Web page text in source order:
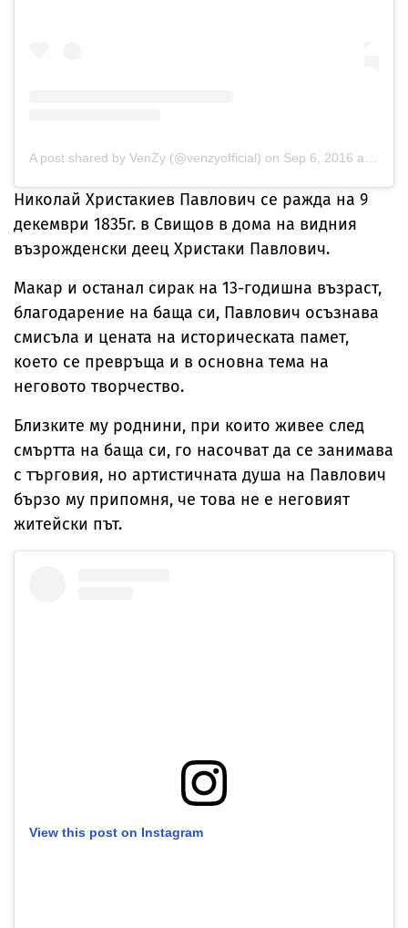
A post shared by VenZy (@venzyofficial) on Sep 6, 2016 at 3:26am PDT
Николай Христакиев Павлович се ражда на 9
декември 1835г. в Свищов в дома на видния
възрожденски деец Христаки Павлович.
Макар и останал сирак на 13-годишна възраст,
благодарение на баща си, Павлович осъзнава
смисъла и цената на историческата памет,
което се превръща и в основна тема на
неговото творчество.
Близките му роднини, при които живее след
смъртта на баща си, го насочват да се занимава
с търговия, но артистичната душа на Павлович
бързо му припомня, че това не е неговият
житейски път.
View this post on Instagram